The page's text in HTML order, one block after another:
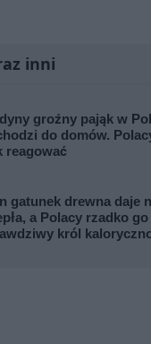
inni
groźny pająk w
do domów.
reagować
gatunek drewna daje
a Polacy rzadko
król